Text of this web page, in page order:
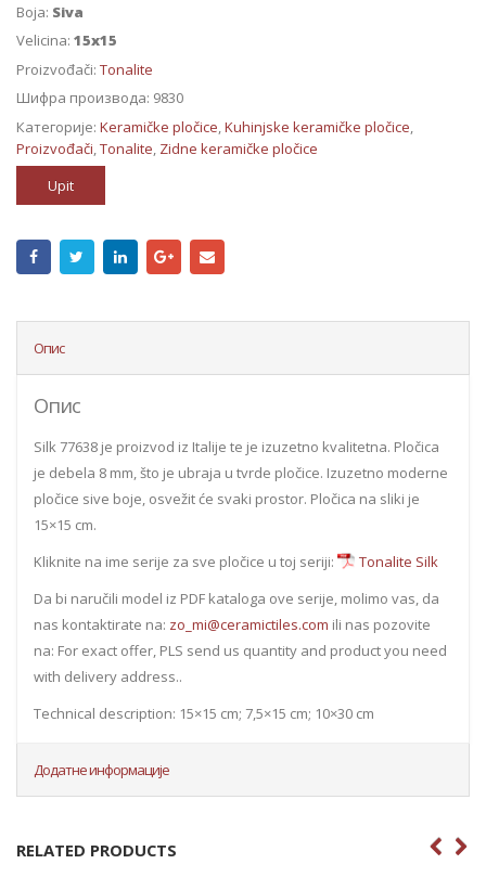
Boja: Siva
Velicina: 15x15
Proizvođači: Tonalite
Шифра производа: 9830
Категорије: Keramičke pločice,Kuhinjske keramičke pločice,
Proizvođači,Tonalite, Zidne keramičke pločice
Upit
Опис
Опис
Silk 77638 je proizvod iz Italije te je izuzetno kvalitetna. Pločica
je debela 8 mm, što je ubraja u tvrde pločice. Izuzetno moderne
pločice sive boje, osvežit će svaki prostor. Pločica na sliki je
15×15 cm.
Kliknite na ime serije za sve pločice u toj seriji:
Tonalite Silk
Da bi naručili model iz PDF kataloga ove serije, molimo vas, da
nas kontaktirate na: zo_mi@ceramictiles.com ili nas pozovite
na: For exact offer, PLS send us quantity and product you need
with delivery address..
Technical description: 15×15 cm; 7,5×15 cm; 10×30 cm
Додатне информације
RELATED PRODUCTS